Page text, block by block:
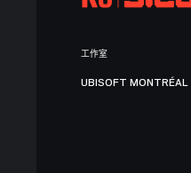
工作室
UBISOFT MONTRÉAL